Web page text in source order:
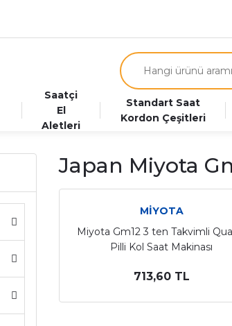
Saatçi
El
Aletleri
Standart Saat
Kordon Çeşitleri
Japan Miyota
MİYOTA
Miyota Gm12 3 ten Takvimli
Pilli Kol Saat Makinası
713,60 TL